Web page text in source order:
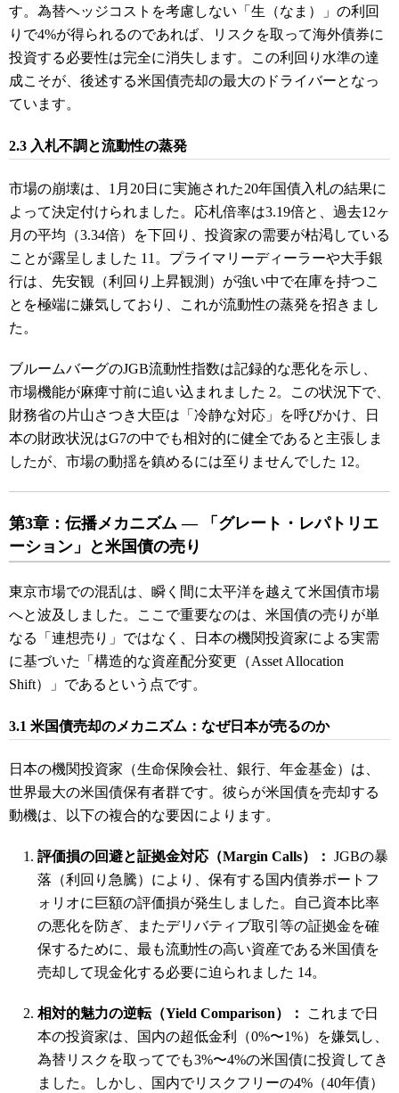
す。為替ヘッジコストを考慮しない「生（なま）」の利回
りで4%が得られるのであれば、リスクを取って海外債券に
投資する必要性は完全に消失します。この利回り水準の達
成こそが、後述する米国債売却の最大のドライバーとなっ
ています。
2.3 入札不調と流動性の蒸発
市場の崩壊は、1月20日に実施された20年国債入札の結果に
よって決定付けられました。応札倍率は3.19倍と、過去12ヶ
月の平均（3.34倍）を下回り、投資家の需要が枯渇している
ことが露呈しました 11 。プライマリーディーラーや大手銀
行は、先安観（利回り上昇観測）が強い中で在庫を持つこ
とを極端に嫌気しており、これが流動性の蒸発を招きまし
た。
ブルームバーグのJGB流動性指数は記録的な悪化を示し、
市場機能が麻痺寸前に追い込まれました 2。この状況下で、
財務省の片山さつき大臣は「冷静な対応」を呼びかけ、日
本の財政状況はG7の中でも相対的に健全であると主張しま
したが、市場の動揺を鎮めるには至りませんでした 12。
第3章：伝播メカニズム ― 「グレート・レパトリエ
ーション」と米国債の売り
東京市場での混乱は、瞬く間に太平洋を越えて米国債市場
へと波及しました。ここで重要なのは、米国債の売りが単
なる「連想売り」ではなく、日本の機関投資家による実需
に基づいた「構造的な資産配分変更（Asset Allocation
Shift）」であるという点です。
3.1 米国債売却のメカニズム：なぜ日本が売るのか
日本の機関投資家（生命保険会社、銀行、年金基金）は、
世界最大の米国債保有者群です。彼らが米国債を売却する
動機は、以下の複合的な要因によります。
評価損の回避と証拠金対応（Margin Calls）： JGBの暴
落（利回り急騰）により、保有する国内債券ポートフ
ォリオに巨額の評価損が発生しました。自己資本比率
の悪化を防ぎ、またデリバティブ取引等の証拠金を確
保するために、最も流動性の高い資産である米国債を
売却して現金化する必要に迫られました 14。
相対的魅力の逆転（Yield Comparison）：
これまで日
本の投資家は、国内の超低金利（0%〜1%）を嫌気し、
為替リスクを取ってでも3%〜4%の米国債に投資してき
ました。しかし、国内でリスクフリーの4%（40年債）